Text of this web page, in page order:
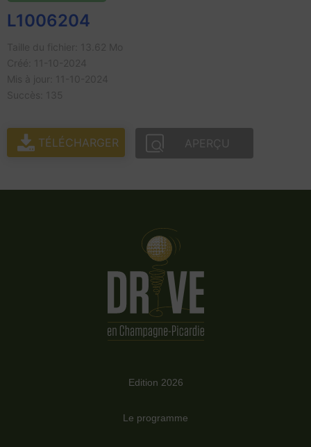
L1006204
TÉLÉCHARGER APERÇU
Edition 2026
Le programme